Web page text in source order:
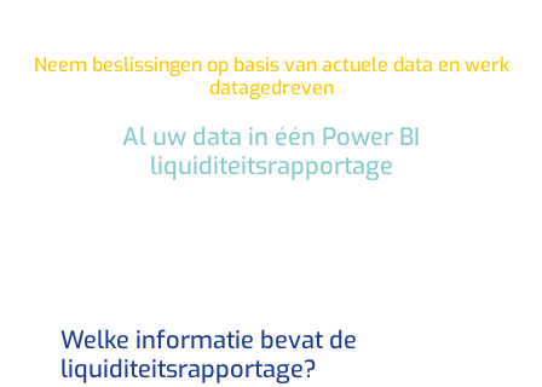
Neem beslissingen op basis van actuele data en werk
datagedreven
Al uw data in één Power BI
liquiditeitsrapportage
Welke informatie bevat de
liquiditeitsrapportage?